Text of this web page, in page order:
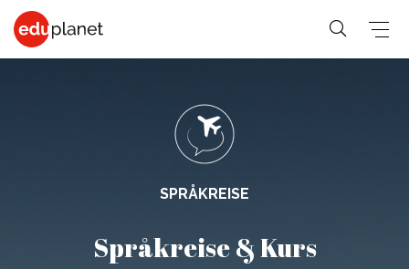
Medisin,
PreMed
SPRÅKREISER
Generelle-
Språkkurs
PreMed-kurs
SPRÅKREISE
Språkreise & Kurs